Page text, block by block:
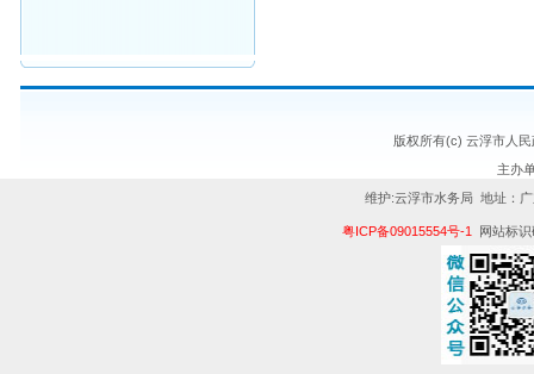
版权所有(c) 云浮市人
主办
维护:云浮市水务局 地址：
粤ICP备09015554号-1 网站标